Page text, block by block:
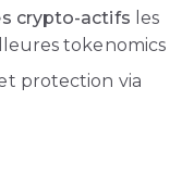
crypto-actifs les
tokenomics
protection via